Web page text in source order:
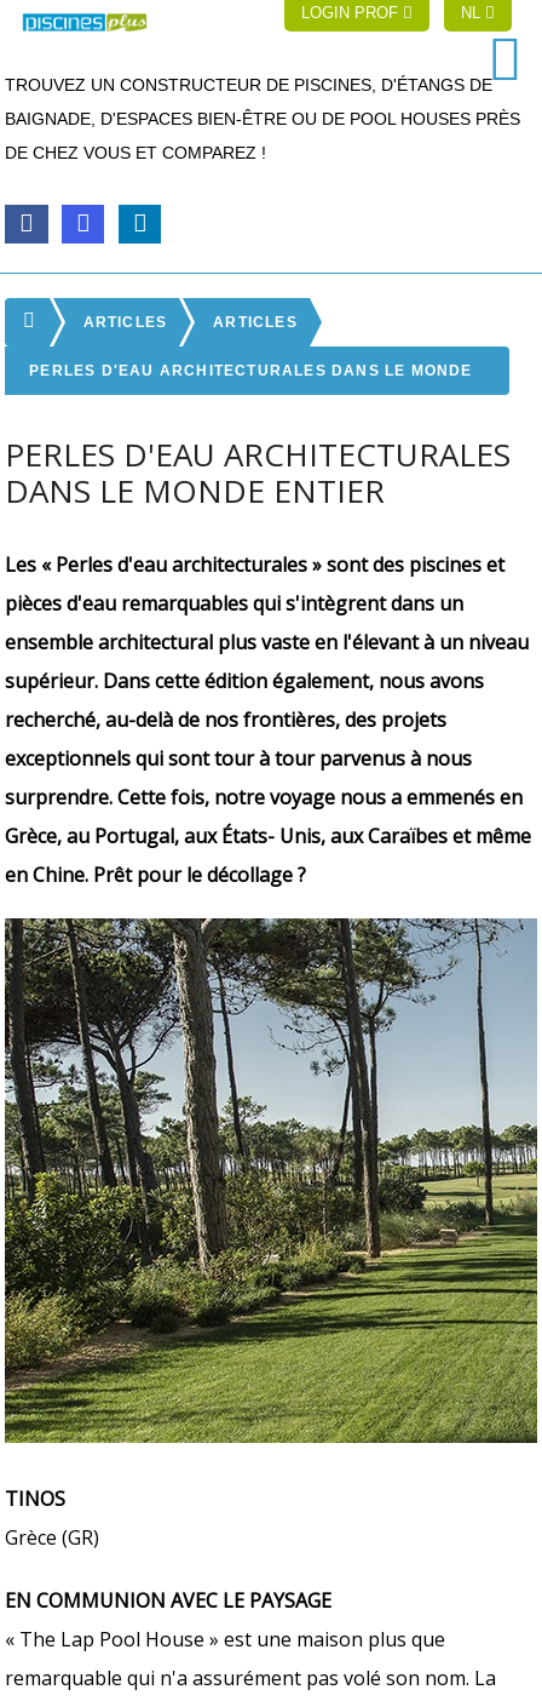
LOGIN PROF NL
TROUVEZ UN CONSTRUCTEUR DE PISCINES, D'ÉTANGS DE
BAIGNADE, D'ESPACES BIEN-ÊTRE OU DE POOL HOUSES PRÈS
DE CHEZ VOUS ET COMPAREZ !
ARTICLES ARTICLES
PERLES D'EAU ARCHITECTURALES DANS LE MONDE
PERLES D'EAU ARCHITECTURALES
DANS LE MONDE ENTIER
Les « Perles d'eau architecturales » sont des piscines et
pièces d'eau remarquables qui s'intègrent dans un
ensemble architectural plus vaste en l'élevant à un niveau
supérieur. Dans cette édition également, nous avons
recherché, au-delà de nos frontières, des projets
exceptionnels qui sont tour à tour parvenus à nous
surprendre. Cette fois, notre voyage nous a emmenés en
Grèce, au Portugal, aux États- Unis, aux Caraïbes et même
en Chine. Prêt pour le décollage ?
TINOS
Grèce (GR)
EN COMMUNION AVEC LE PAYSAGE
« The Lap Pool House » est une maison plus que
remarquable qui n'a assurément pas volé son nom. La